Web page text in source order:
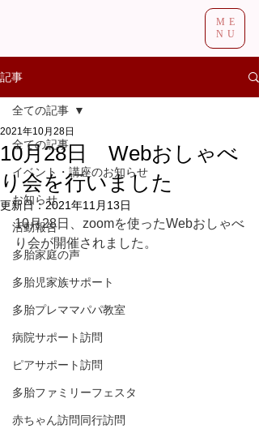
ME
NU
記事
全ての記事
イベント・講座のお知らせ
お知らせ
活動報告
多胎家庭の声
多胎児家族サポート
多胎プレママパパ教室
病院サポート訪問
ピアサポート訪問
多胎ファミリーフェスタ
赤ちゃん訪問同行訪問
全ての記事
10月28日 Webおしゃべ
り会を行いました
2021年10月28日
更新日：2021年11月13日
10月28日、zoomを使ったWebおしゃべ
り会が開催されました。